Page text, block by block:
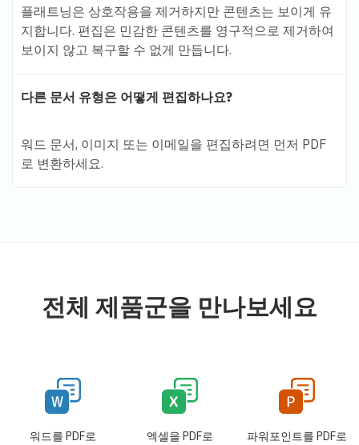
플래트닝은 상호작용을 제거하지만 콘텐츠는 보이게 유
지합니다. 편집은 민감한 콘텐츠를 영구적으로 제거하여
보이지 않고 복구할 수 없게 만듭니다.
다른 문서 유형은 어떻게 편집하나요?
워드 문서, 이미지 또는 이메일을 편집하려면 먼저 PDF
로 변환하세요.
전체 제품군을 만나보세요
워드를 PDF로 엑셀을 PDF로 파워포인트를 PDF로